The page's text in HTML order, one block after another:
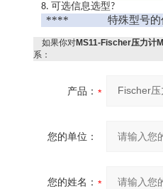
8. 可选信息选型?
**** 特殊型号的
如果你对MS11-Fischer压力计
系：
产品：
您的单位：
您的姓名：